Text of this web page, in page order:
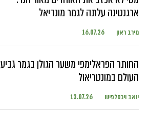
ארגנטינה עלתה לגמר מונדיאל
מירב ראון 16.07.26
החותר הפראלימפי משער הגולן בגמר גביע
העולם במונטריאול
יואב ויכסלפיש 13.07.26